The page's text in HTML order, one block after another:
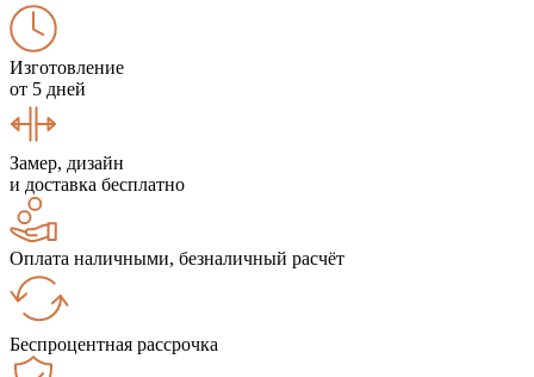
Изготовление
от 5 дней
Замер, дизайн
и доставка бесплатно
Оплата наличными, безналичный расчёт
Беспроцентная рассрочка